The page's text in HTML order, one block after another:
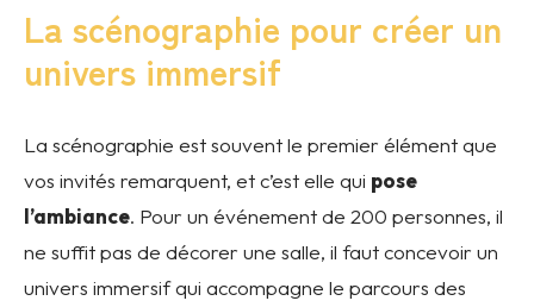
La scénographie pour créer un
univers immersif
La scénographie est souvent le premier élément que
vos invités remarquent, et c’est elle qui pose
l’ambiance. Pour un événement de 200 personnes, il
ne suffit pas de décorer une salle, il faut concevoir un
univers immersif qui accompagne le parcours des